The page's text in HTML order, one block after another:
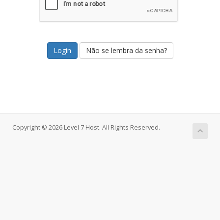
Não se lembra da senha?
Copyright © 2026 Level 7 Host. All Rights Reserved.